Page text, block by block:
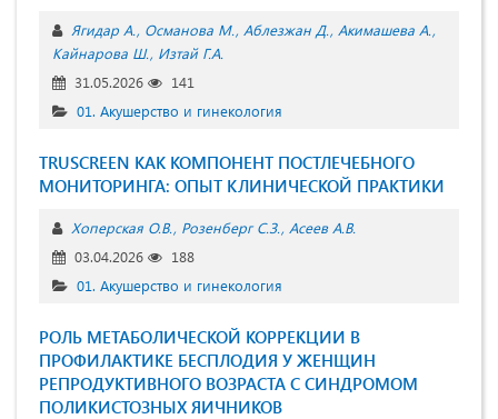
Ягидар А. Османова М. Аблезжан Д. Акимашева А.
Кайнарова Ш. Изтай Г.А.
31.05.2026
141
01. Акушерство и гинекология
TRUSCREEN КАК КОМПОНЕНТ ПОСТЛЕЧЕБНОГО
МОНИТОРИНГА: ОПЫТ КЛИНИЧЕСКОЙ ПРАКТИКИ
Хоперская О.В. Розенберг С.З. Асеев А.В.
03.04.2026
188
01. Акушерство и гинекология
РОЛЬ МЕТАБОЛИЧЕСКОЙ КОРРЕКЦИИ В
ПРОФИЛАКТИКЕ БЕСПЛОДИЯ У ЖЕНЩИН
РЕПРОДУКТИВНОГО ВОЗРАСТА С СИНДРОМОМ
ПОЛИКИСТОЗНЫХ ЯИЧНИКОВ